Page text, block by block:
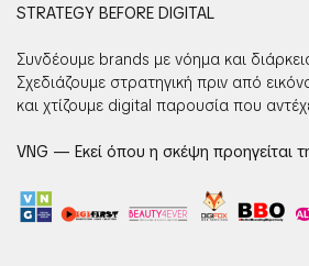
STRATEGY BEFORE DIGITAL
Συνδέουμε brands με νόημα και
Σχεδιάζουμε στρατηγική πριν από
και χτίζουμε digital παρουσία που
VNG — Εκεί όπου η σκέψη προηγείται